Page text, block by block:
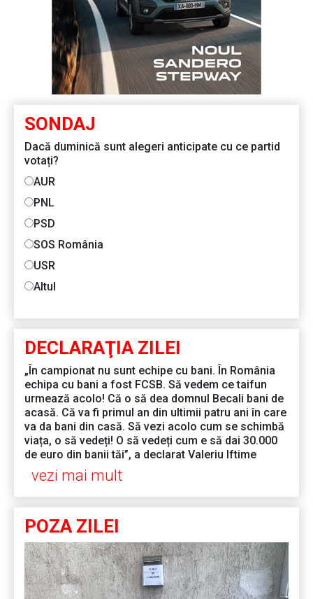
SONDAJ
Dacă duminică sunt alegeri anticipate cu ce partid
votați?
AUR
PNL
PSD
SOS România
USR
Altul
DECLARAŢIA ZILEI
„În campionat nu sunt echipe cu bani. În România
echipa cu bani a fost FCSB. Să vedem ce taifun
urmează acolo! Că o să dea domnul Becali bani de
acasă. Că va fi primul an din ultimii patru ani în care
va da bani din casă. Să vezi acolo cum se schimbă
viața, o să vedeți! O să vedeți cum e să dai 30.000
de euro din banii tăi”, a declarat Valeriu Iftime
vezi mai mult
POZA ZILEI